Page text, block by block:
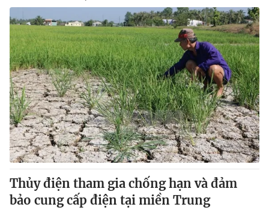
Thủy điện tham gia chống hạn và đảm
bảo cung cấp điện tại miền Trung